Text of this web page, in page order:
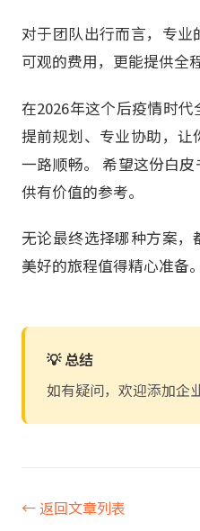
对于团队出行而言，专
可观的费用，更能提供全
在2026年这个后疫情时代
提前规划、专业协助，
一路顺畅。 希望这份白
供有价值的参考。
无论最终选择哪种方案
美好的旅程值得精心准备。
💡 总结
如有疑问，欢迎添加企
← 返回文章列表